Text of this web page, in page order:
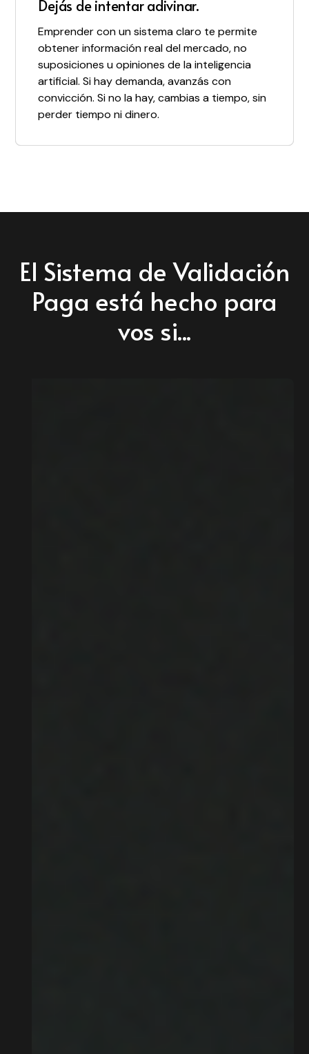
Pasás de la parálisis a la acción.
En lugar de analizar todo por las dudas, tenés
un sistema paso a paso que te dice qué
tenes que hacer en cada momento, cómo
tenes que hacerlo y por qué es importante
que lo hagas. — Ya no te preguntás "¿voy por
buen camino?"
Conseguis clientes reales antes de
construir.
El método te enseña a convertir entrevistas
en clientes. No en un "me gusta tu idea",
obtendrás un “estoy dispuesto a pagar por
esto hoy”.
Dejás de intentar adivinar.
Emprender con un sistema claro te permite
obtener información real del mercado, no
suposiciones u opiniones de la inteligencia
artificial. Si hay demanda, avanzás con
convicción. Si no la hay, cambias a tiempo, sin
perder tiempo ni dinero.
El Sistema de Validación
Paga está hecho para
vos si...